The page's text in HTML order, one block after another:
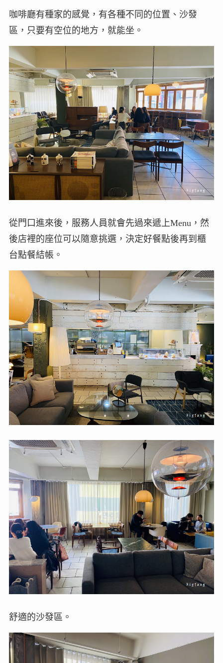
咖啡廳有種家的感覺，有各種不同的位置、沙發
區，只要有空位的地方，就能坐。
從門口進來後，服務人員就會先過來遞上Menu，然
後店裡的座位可以隨意挑選，決定好餐點後再到櫃
台點餐結帳。
舒適的沙發區。